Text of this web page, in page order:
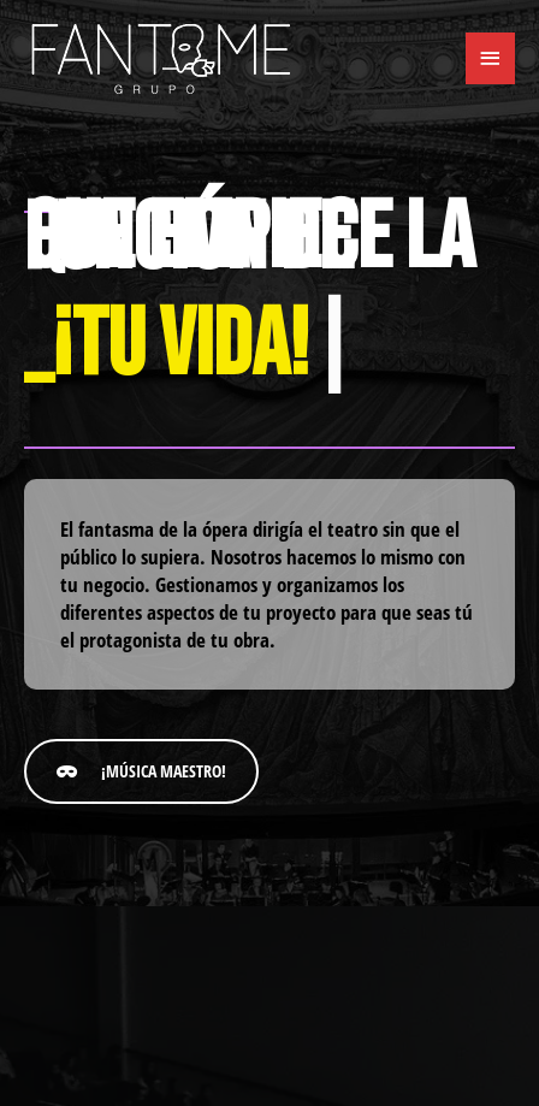
que empiece la función de
|
El fantasma de la ópera dirigía el teatro sin que el
público lo supiera. Nosotros hacemos lo mismo con
tu negocio. Gestionamos y organizamos los
diferentes aspectos de tu proyecto para que seas tú
el protagonista de tu obra.
¡MÚSICA MAESTRO!